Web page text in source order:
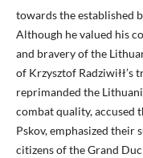
towards the established
Although he valued his
and bravery of the
of Krzysztof Radziwiłł’s
reprimanded the
combat quality,
Pskov, emphasized
citizens of the Grand